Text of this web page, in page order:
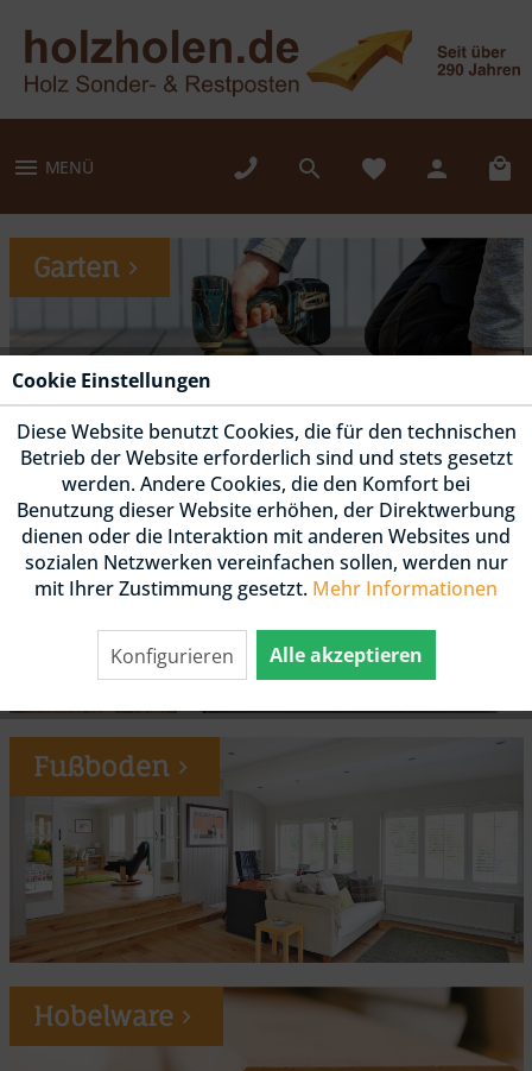
MENÜ
Garten
Fassade
Fußboden
Hobelware
Cookie Einstellungen
Diese Website benutzt Cookies, die für den technischen
Betrieb der Website erforderlich sind und stets gesetzt
werden. Andere Cookies, die den Komfort bei
Benutzung dieser Website erhöhen, der Direktwerbung
dienen oder die Interaktion mit anderen Websites und
sozialen Netzwerken vereinfachen sollen, werden nur
mit Ihrer Zustimmung gesetzt. Mehr Informationen
Alle akzeptieren
Konfigurieren